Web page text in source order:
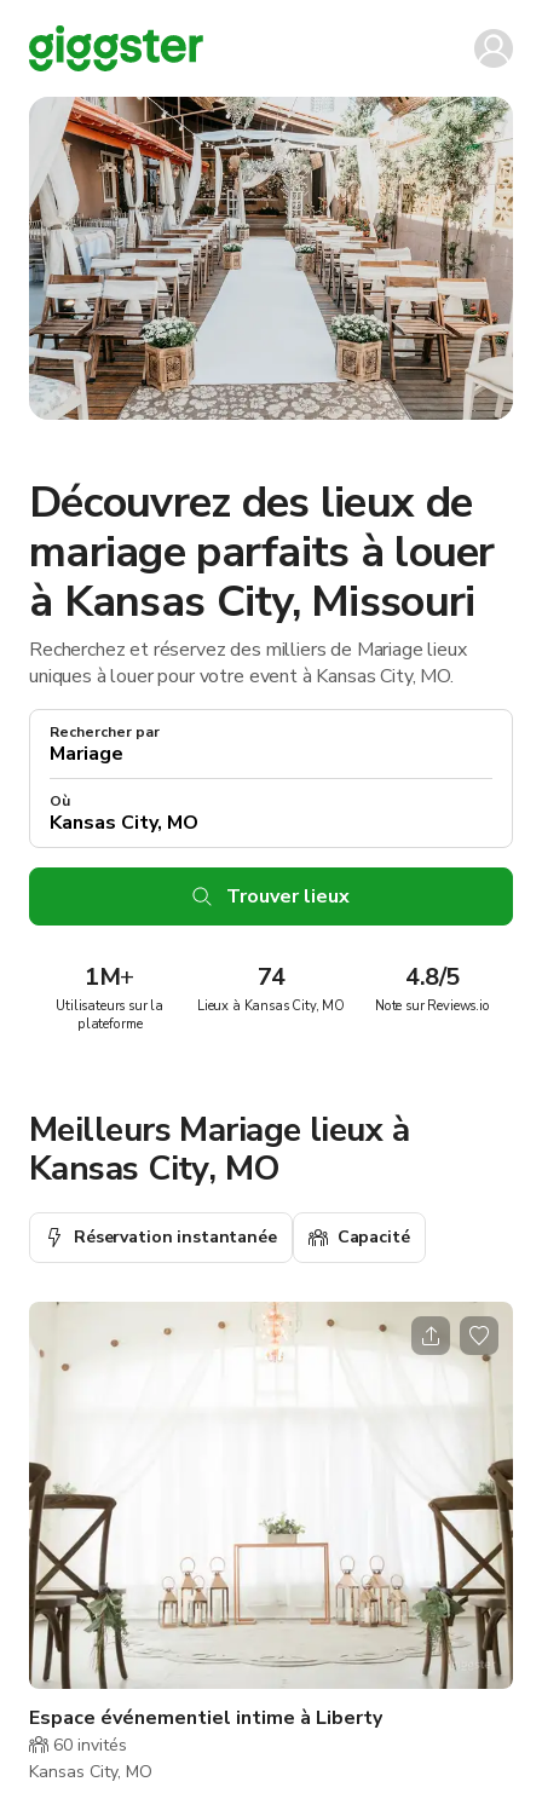
Découvrez des lieux de
mariage parfaits à louer
à Kansas City, Missouri
Recherchez et réservez des milliers de Mariage lieux
uniques à louer pour votre event à Kansas City, MO.
Rechercher par
Où
Trouver lieux
1M+
Utilisateurs sur la
plateforme
74
Lieux à Kansas City, MO
4.8/5
Note sur Reviews.io
Meilleurs Mariage lieux à
Kansas City, MO
Réservation instantanée Capacité
Espace événementiel intime à Liberty
60 invités
Kansas City, MO